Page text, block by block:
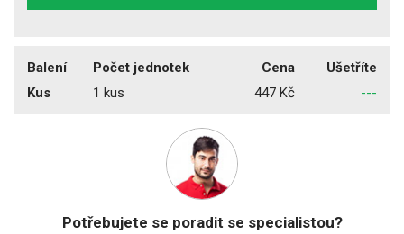
Balení Počet jednotek Cena
Ušetříte
Kus
1 kus 447 Kč ---
Potřebujete se poradit se specialistou?